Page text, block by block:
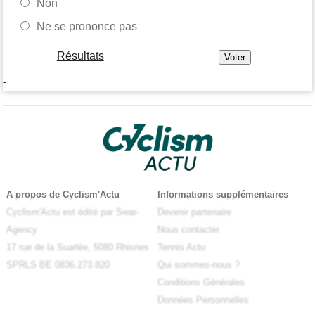
Non
Ne se prononce pas
Résultats
-
A propos de Cyclism'Actu
Cyclism'Actu est édité par Swar-
Agency
17 rue de la Suarlée, 5080 Rhisnes
SPRLS BE 0836.273.820
Informations supplémentaires
Devenir partenaire
Nous contacter
Tennis Actu
Qui sommes-nous ?
Conditions Générales
Données Personnelles